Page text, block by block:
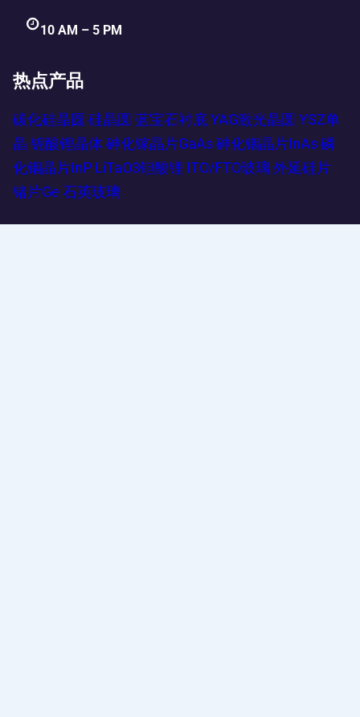
10 AM – 5 PM
热点产品
碳化硅晶圆 硅晶圆 蓝宝石衬底 YAG激光晶圆 YSZ单
晶 铌酸锂晶体 砷化镓晶片GaAs 砷化铟晶片InAs 磷
化铟晶片InP LiTaO3钽酸锂 ITO/FTO玻璃 外延硅片
锗片Ge 石英玻璃